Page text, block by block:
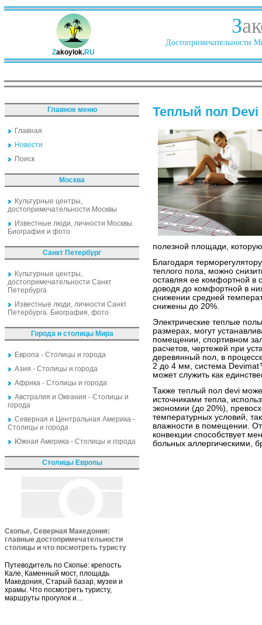
Zakoylok.RU
З
Достопримечательности
Главное меню
Главная
Новости
Поиск
Москва
Культурные центры,
достопримечательности Москвы
Известные люди, личности Москвы.
Биография и фото
Санкт Петербург
Культурные центры,
достопримечательности Санкт
Петербурга
Известные люди, личности Санкт
Петербурга. Биография, фото
Города и столицы Мира
Европа - Столицы и города
Азия - Столицы и города
Африка - Столицы и города
Австралия и Океания - Столицы и
города
Северная и Центральная Америка -
Столицы и города
Южная Америка - Столицы и города
Столицы Европы
Скопье, Северная Македония:
главные достопримечательности
столицы и что посмотреть туристу
Путеводитель по Скопье: крепость
Кале, Каменный мост, площадь
Македония, Старый базар, музеи и
храмы. Что посмотреть туристу,
маршруты прогулок и…
Теплый пол Devi
полезной площади,
Благодаря
теплого пола, можно
оставляя ее комфортной
доводя до комфортной в
снижении средней
снижены до 20%.
Электрические теплые
размерах, могут
помещении, спортивном
расчетов, чертежей при
деревянный пол, в
2 до 4 мм, система
может служить как
Также теплый пол devi
источниками тепла,
экономии (до 20%),
температурных условий,
влажности в помещении.
конвекции способствует
больных аллергическими,